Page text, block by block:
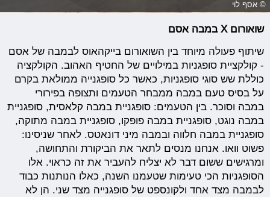
© אסף לוי
שואורום X במבה אסם
שיתוף פעולה מיוחד בין השואורום בייקהאוס לבמבה של אסם
- קולקציית סופגניות במילויים של החטיף האהוב. הקולקציה
כוללת שש סוגי סופגניות, כאשר כל סופגנייה ממולאת בקרם
על בסיס טעם במבה ממבחר הטעמים ותצופה בפירורי
במבה וסוכר. בין הטעמים: סופגניית במבה קלאסית, סופגניית
במבה נוגט, סופגניית במבה פופקו, סופגניית במבה מתוקה,
סופגניית במבה חלווה ובמבה מיני דונאטס. לאחר שניסינו:
פשוט וואו. אנחנו מנסים לתאר את הביקורת והתחושה,
ומרגישים ששום דבר לא יצליח להעביר את זה כראוי. אלו
הסופגניות הכי טעימות שטעמנו השנה, כאלו הנותנות כבוד
לבמבה מצד אחד ולקונספט של סופגנייה מצד שני. הן לא